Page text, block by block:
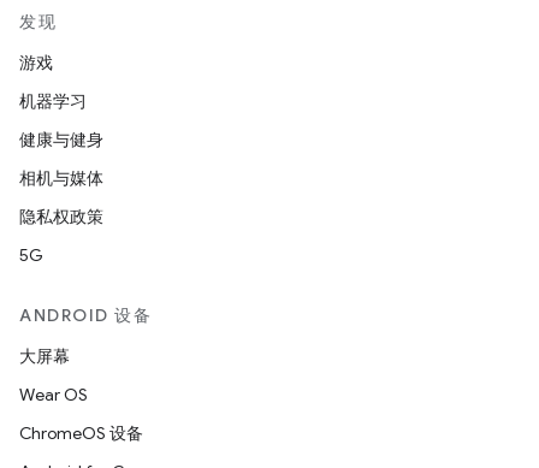
发现
游戏
机器学习
健康与健身
相机与媒体
隐私权政策
5G
ANDROID 设备
大屏幕
Wear OS
ChromeOS 设备